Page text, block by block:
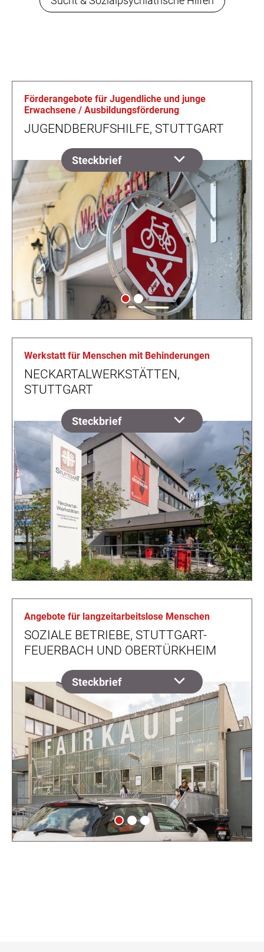
Förderangebote für Jugendliche und junge
Erwachsene / Ausbildungsförderung
JUGENDBERUFSHILFE, STUTTGART
Steckbrief
Werkstatt für Menschen mit Behinderungen
NECKARTALWERKSTÄTTEN,
STUTTGART
Steckbrief
Angebote für langzeitarbeitslose Menschen
SOZIALE BETRIEBE, STUTTGART-
FEUERBACH UND OBERTÜRKHEIM
Steckbrief